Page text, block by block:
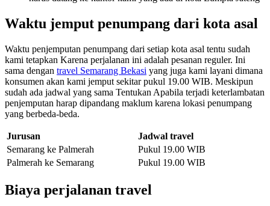
Waktu jemput penumpang dari kota asal
Waktu penjemputan penumpang dari setiap kota asal tentu sudah
kami tetapkan Karena perjalanan ini adalah pesanan reguler. Ini
sama dengan travel Semarang Bekasi yang juga kami layani dimana
konsumen akan kami jemput sekitar pukul 19.00 WIB. Meskipun
sudah ada jadwal yang sama Tentukan Apabila terjadi keterlambatan
penjemputan harap dipandang maklum karena lokasi penumpang
yang berbeda-beda.
Jurusan
Jadwal travel
Semarang ke Palmerah
Pukul 19.00 WIB
Palmerah ke Semarang
Pukul 19.00 WIB
Biaya perjalanan travel